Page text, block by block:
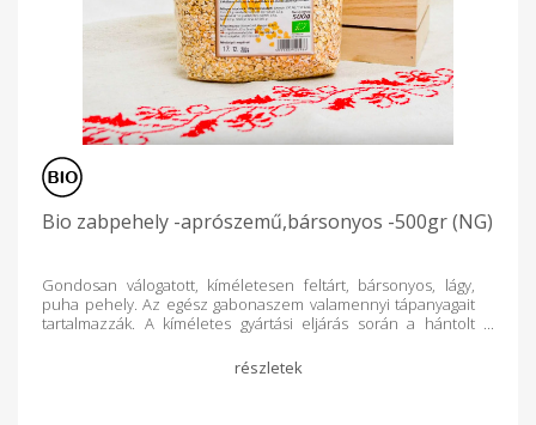
Bio zabpehely -aprószemű,bársonyos -500gr (NG)
Gondosan válogatott, kíméletesen feltárt, bársonyos, lágy,
puha pehely. Az egész gabonaszem valamennyi tápanyagait
tartalmazzák. A kíméletes gyártási eljárás során a hántolt
szétnyomják,ezután szárítják. A gabonaszemek
pelyhesítéssel a szervezet számára, könnyebben